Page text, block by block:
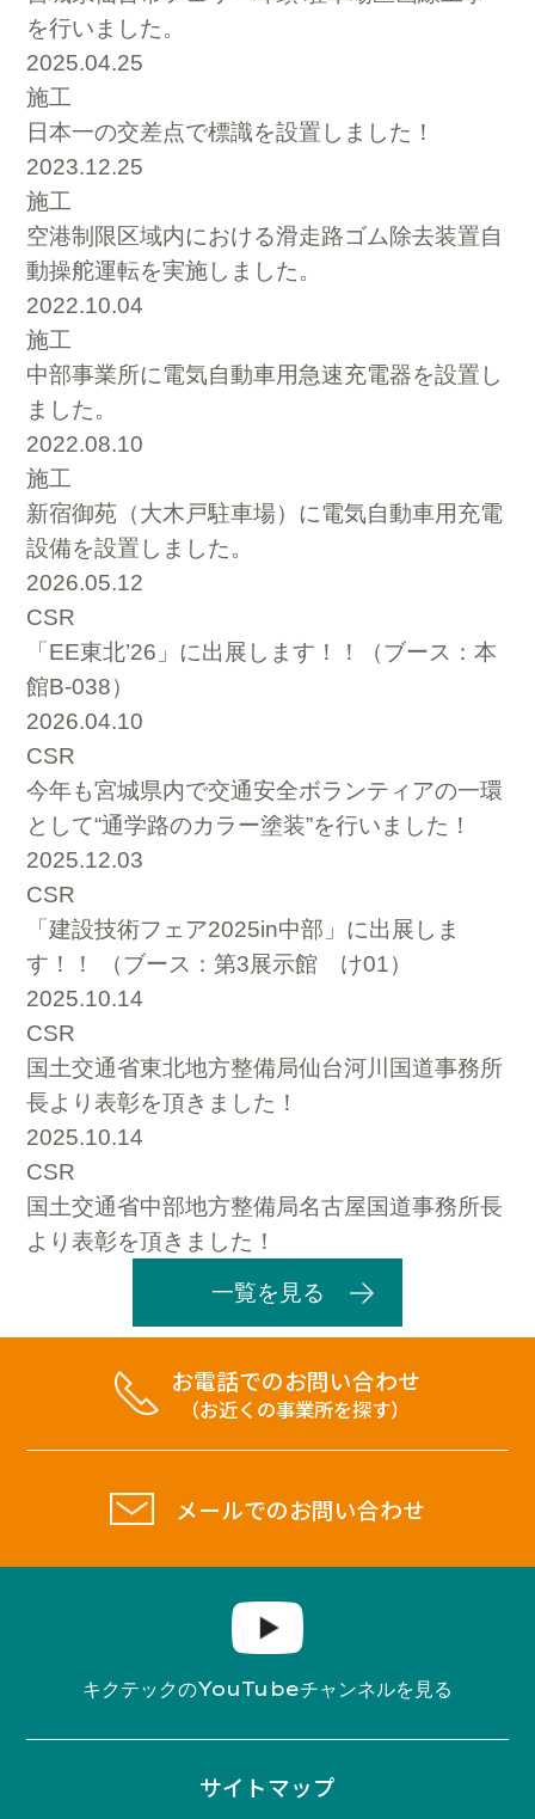
を行いました。
2025.04.25
施工
日本一の交差点で標識を設置しました！
2023.12.25
施工
空港制限区域内における滑走路ゴム除去装置自
動操舵運転を実施しました。
2022.10.04
施工
中部事業所に電気自動車用急速充電器を設置し
ました。
2022.08.10
施工
新宿御苑（大木戸駐車場）に電気自動車用充電
設備を設置しました。
2026.05.12
CSR
「EE東北’26」に出展します！！（ブース：本
館B-038）
2026.04.10
CSR
今年も宮城県内で交通安全ボランティアの一環
として“通学路のカラー塗装”を行いました！
2025.12.03
CSR
「建設技術フェア2025in中部」に出展しま
す！！ （ブース：第3展示館 け01）
2025.10.14
CSR
国土交通省東北地方整備局仙台河川国道事務所
長より表彰を頂きました！
2025.10.14
CSR
国土交通省中部地方整備局名古屋国道事務所長
より表彰を頂きました！
一覧を見る
お電話でのお問い合わせ
（お近くの事業所を探す）
メールでのお問い合わせ
キクテックのYouTubeチャンネルを見る
サイトマップ